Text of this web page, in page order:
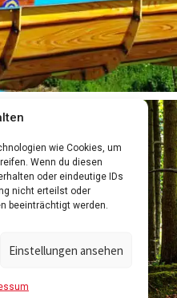
wie Cookies, um
Wenn du diesen
oder eindeutige IDs
nicht erteilst oder
beeinträchtigt werden.
Einstellungen ansehen